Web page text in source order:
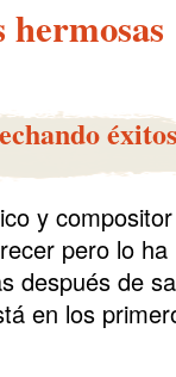
y
pero lo
después de
en los